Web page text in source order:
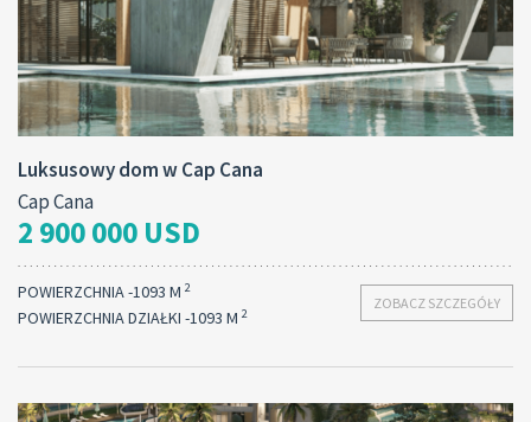
Luksusowy dom w Cap Cana
Cap Cana
2 900 000 USD
ZOBACZ SZCZEGÓŁY
POWIERZCHNIA -1093 M 2
POWIERZCHNIA DZIAŁKI -1093 M 2